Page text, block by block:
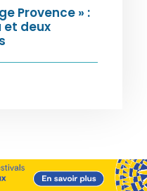
Provence » :
et deux